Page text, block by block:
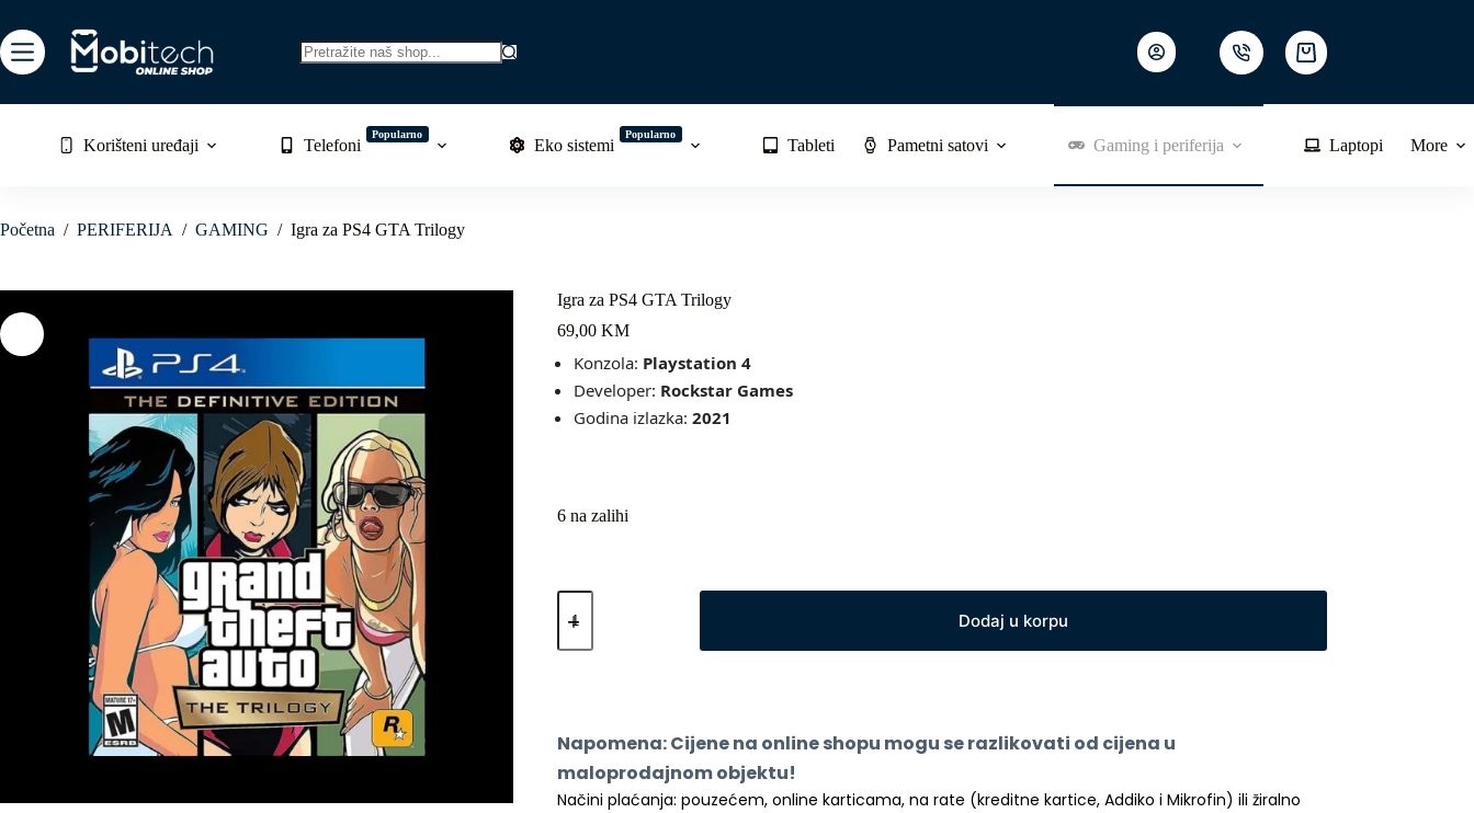
to
content
Shopping
cart
Korišteni uređaji Telefoni
Popularno
Eko sistemi
Popularno
Tableti Pametni satovi Gaming i periferija Laptopi More
Početna / PERIFERIJA / GAMING / Igra za PS4 GTA Trilogy
Igra za PS4 GTA Trilogy
69,00 KM
Konzola: Playstation 4
Developer: Rockstar Games
Godina izlazka: 2021
6 na zalihi
Igra
za
GTA
Dodaj u korpu
Napomena: Cijene na online shopu mogu se razlikovati od cijena u
maloprodajnom objektu!
Načini plaćanja: pouzećem, online karticama, na rate (kreditne kartice, Addiko i Mikrofin) ili žiralno